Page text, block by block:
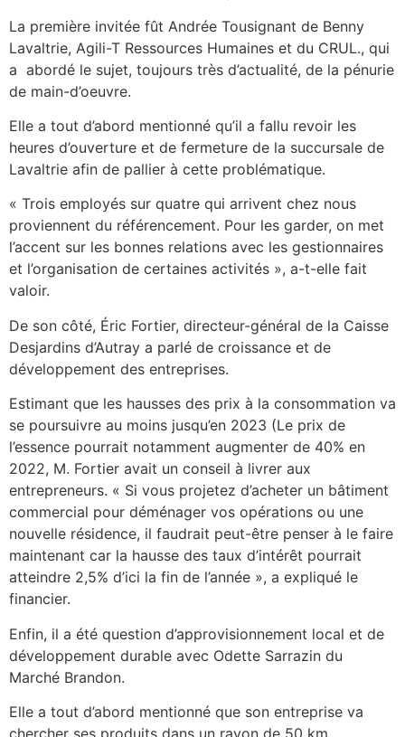
La première invitée fût Andrée Tousignant de Benny
Lavaltrie, Agili-T Ressources Humaines et du CRUL., qui
a abordé le sujet, toujours très d’actualité, de la pénurie
de main-d’oeuvre.
Elle a tout d’abord mentionné qu’il a fallu revoir les
heures d’ouverture et de fermeture de la succursale de
Lavaltrie afin de pallier à cette problématique.
« Trois employés sur quatre qui arrivent chez nous
proviennent du référencement. Pour les garder, on met
l’accent sur les bonnes relations avec les gestionnaires
et l’organisation de certaines activités », a-t-elle fait
valoir.
De son côté, Éric Fortier, directeur-général de la Caisse
Desjardins d’Autray a parlé de croissance et de
développement des entreprises.
Estimant que les hausses des prix à la consommation va
se poursuivre au moins jusqu’en 2023 (Le prix de
l’essence pourrait notamment augmenter de 40% en
2022, M. Fortier avait un conseil à livrer aux
entrepreneurs. « Si vous projetez d’acheter un bâtiment
commercial pour déménager vos opérations ou une
nouvelle résidence, il faudrait peut-être penser à le faire
maintenant car la hausse des taux d’intérêt pourrait
atteindre 2,5% d’ici la fin de l’année », a expliqué le
financier.
Enfin, il a été question d’approvisionnement local et de
développement durable avec Odette Sarrazin du
Marché Brandon.
Elle a tout d’abord mentionné que son entreprise va
chercher ses produits dans un rayon de 50 km.